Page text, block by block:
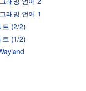
래밍 언어 1
트 (2/2)
트 (1/2)